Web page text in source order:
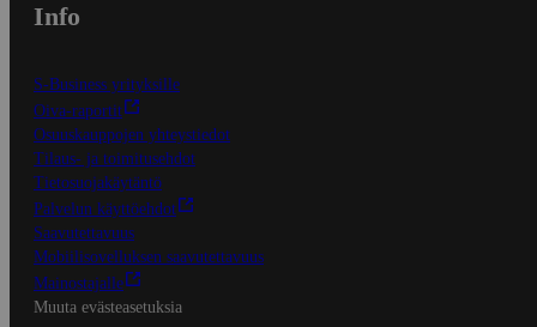
Info
S-Business yrityksille
Oiva-raportit
Osuuskauppojen yhteystiedot
Tilaus- ja toimitusehdot
Tietosuojakäytäntö
Palvelun käyttöehdot
Saavutettavuus
Mobiilisovelluksen saavutettavuus
Mainostajalle
Muuta evästeasetuksia